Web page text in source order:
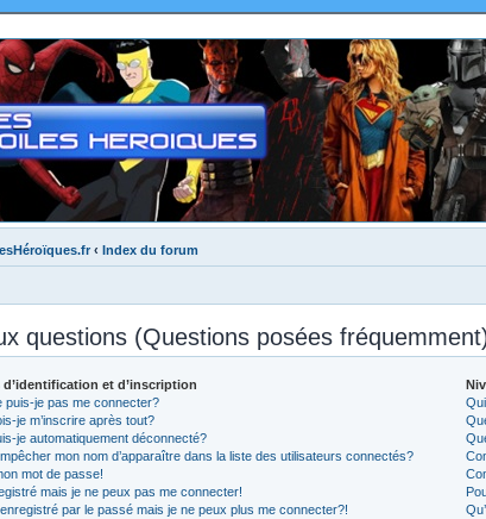
‹ Index du forum
questions (Questions posées
d’identification et d’inscription
puis-je pas me connecter?
je m’inscrire après tout?
je automatiquement déconnecté?
mon nom d’apparaître dans la liste des utilisateurs connectés?
mot de passe!
mais je ne peux pas me connecter!
par le passé mais je ne peux plus me connecter?!